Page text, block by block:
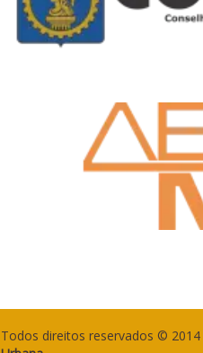
Todos direitos reservados ©